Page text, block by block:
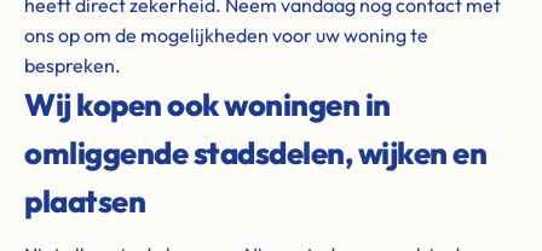
heeft direct zekerheid. Neem vandaag nog contact met
ons op om de mogelijkheden voor uw woning te
bespreken.
Wij kopen ook woningen in
omliggende stadsdelen, wijken en
plaatsen